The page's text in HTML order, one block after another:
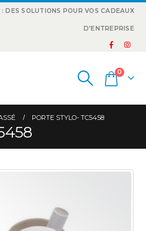
DES SOLUTIONS POUR VOS CADEAUX
D'ENTREPRISE
0
PORTE STYLO- TC5458